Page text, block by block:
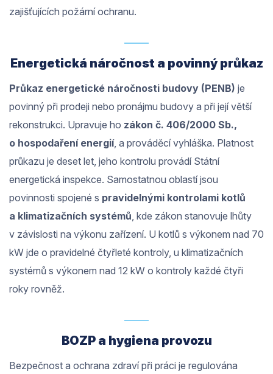
zajišťujících požární ochranu.
Energetická náročnost a povinný průkaz
Průkaz energetické náročnosti budovy (PENB) je
povinný při prodeji nebo pronájmu budovy a při její větší
rekonstrukci. Upravuje ho zákon č. 406/2000 Sb.,
o hospodaření energií, a prováděcí vyhláška. Platnost
průkazu je deset let, jeho kontrolu provádí Státní
energetická inspekce. Samostatnou oblastí jsou
povinnosti spojené s pravidelnými kontrolami kotlů
a klimatizačních systémů, kde zákon stanovuje lhůty
v závislosti na výkonu zařízení. U kotlů s výkonem nad 70
kW jde o pravidelné čtyřleté kontroly, u klimatizačních
systémů s výkonem nad 12 kW o kontroly každé čtyři
roky rovněž.
BOZP a hygiena provozu
Bezpečnost a ochrana zdraví při práci je regulována